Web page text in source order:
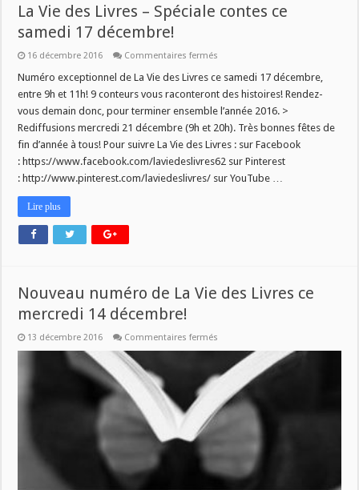
La Vie des Livres – Spéciale contes ce
samedi 17 décembre!
16 décembre 2016 Commentaires fermés
Vie
Livres
–
Spéciale
contes
samedi
17
Numéro exceptionnel de La Vie des Livres ce samedi 17 décembre,
entre 9h et 11h! 9 conteurs vous raconteront des histoires! Rendez-
vous demain donc, pour terminer ensemble l’année 2016. >
Rediffusions mercredi 21 décembre (9h et 20h). Très bonnes fêtes de
fin d’année à tous! Pour suivre La Vie des Livres : sur Facebook
: https://www.facebook.com/laviedeslivres62 sur Pinterest
: http://www.pinterest.com/laviedeslivres/ sur YouTube …
Lire plus
Nouveau numéro de La Vie des Livres ce
mercredi 14 décembre!
13 décembre 2016 Commentaires fermés
numéro
de
La
des
Livres
décembre!